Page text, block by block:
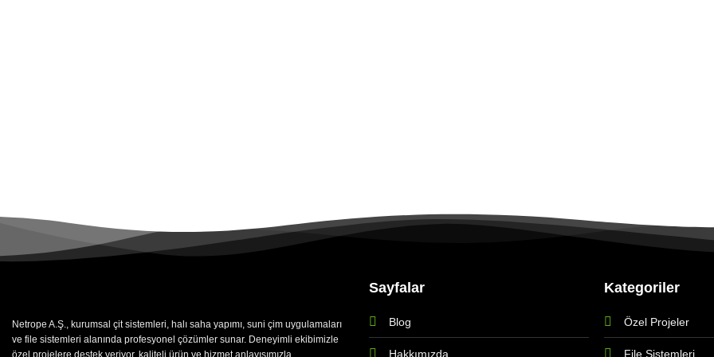
Netrope A.Ş., kurumsal çit sistemleri, halı saha yapımı, suni çim uygulamaları
ve file sistemleri alanında profesyonel çözümler sunar. Deneyimli ekibimizle
Sayfalar
Blog
Hakkımızda
Kategoriler
Özel Projeler
File Sistemleri